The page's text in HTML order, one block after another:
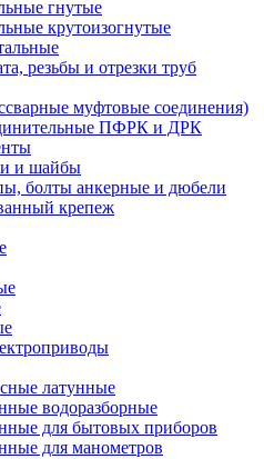
гнутые
крутоизогнутые
резьбы и отрезки труб
муфтовые соединения)
ПФРК и ДРК
и шайбы
болты анкерные и дюбели
крепеж
латунные
водоразборные
для бытовых приборов
для манометров